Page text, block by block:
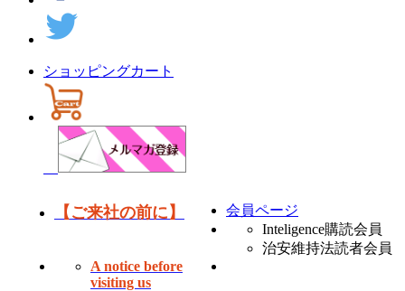
ショッピングカート
【ご来社の前に】
会員ページ
Inteligence購読会員
治安維持法読者会員
A notice before
visiting us